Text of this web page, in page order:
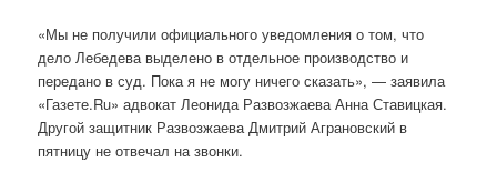
«Мы не получили официального уведомления о том, что
дело Лебедева выделено в отдельное производство и
передано в суд. Пока я не могу ничего сказать», — заявила
«Газете.Ru» адвокат Леонида Развозжаева Анна Ставицкая.
Другой защитник Развозжаева Дмитрий Аграновский в
пятницу не отвечал на звонки.